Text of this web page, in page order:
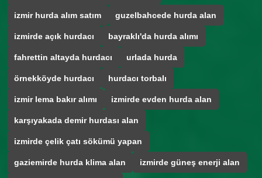
izmir hurda alım satım guzelbahcede hurda alan
izmirde açık hurdacı bayraklı'da hurda alımı
fahrettin altayda hurdacı urlada hurda
örnekköyde hurdacı hurdacı torbalı
izmir lema bakır alımı izmirde evden hurda alan
karşıyakada demir hurdası alan
izmirde çelik çatı sökümü yapan
gaziemirde hurda klima alan izmirde güneş enerji alan